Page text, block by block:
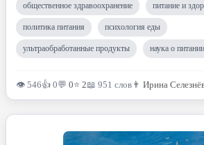
общественное здравоохранение питание и
политика питания психология еды
ультраобработанные продукты наука о питании
👁 546👍 0💬 0⭐ 2📖 951 слов 👨 Ирина